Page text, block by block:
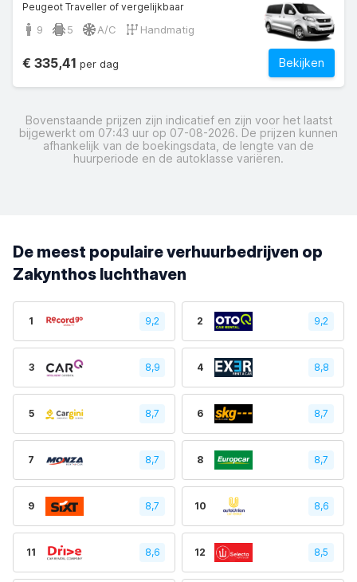
Peugeot Traveller of vergelijkbaar
9 5 A/C Handmatig
Bekijken
€ 335,41 per dag
Bovenstaande prijzen zijn indicatief en zijn voor het laatst
bijgewerkt om 07:43 uur op 07-08-2026. De prijzen kunnen
afhankelijk van de boekingsdata, de lengte van de
huurperiode en de autoklasse variëren.
De meest populaire verhuurbedrijven op
Zakynthos luchthaven
1 9,2 2 9,2
3 8,9 4 8,8
5 8,7 6 8,7
7 8,7 8 8,7
9 8,7 10 8,6
11 8,6 12 8,5